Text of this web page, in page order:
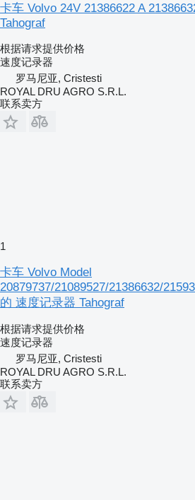
卡车 Volvo 24V 21386622 A
Tahograf
根据请求提供价格
速度记录器
罗马尼亚, Cristesti
ROYAL DRU AGRO S.R.L.
联系卖方
1
卡车 Volvo Model
20879737/21089527/21386632/
的 速度记录器 Tahograf
根据请求提供价格
速度记录器
罗马尼亚, Cristesti
ROYAL DRU AGRO S.R.L.
联系卖方